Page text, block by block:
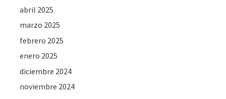
abril 2025
marzo 2025
febrero 2025
enero 2025
diciembre 2024
noviembre 2024